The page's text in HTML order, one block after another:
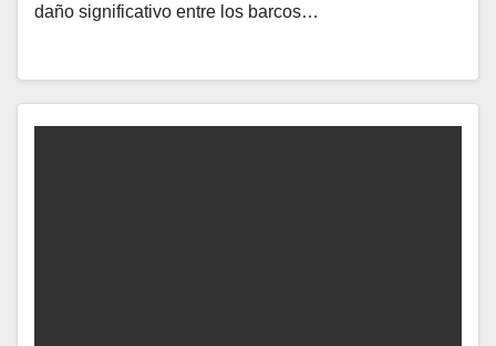
daño significativo entre los barcos…